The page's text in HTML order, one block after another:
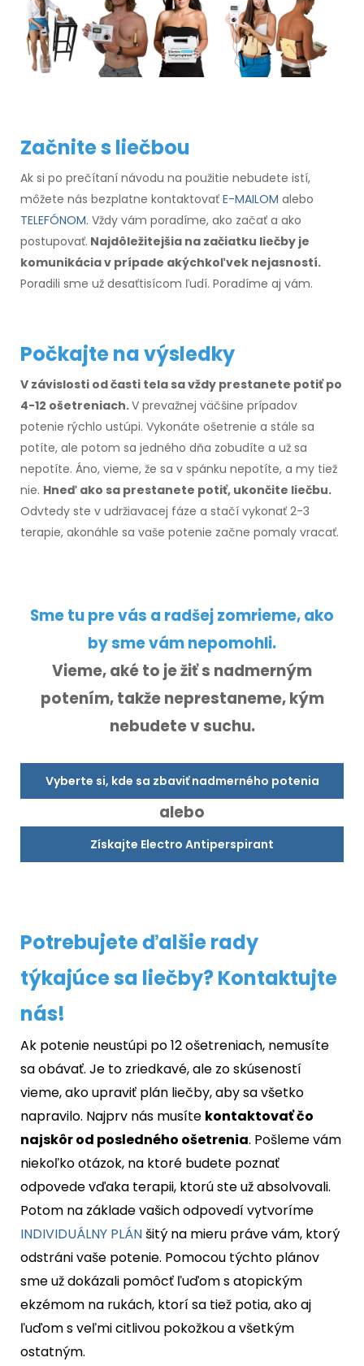
Začnite s liečbou
Ak si po prečítaní návodu na použitie nebudete istí,
môžete nás bezplatne kontaktovať E-MAILOM alebo
TELEFÓNOM. Vždy vám poradíme, ako začať a ako
postupovať. Najdôležitejšia na začiatku liečby je
komunikácia v prípade akýchkoľvek nejasností.
Poradili sme už desaťtisícom ľudí. Poradíme aj vám.
Počkajte na výsledky
V závislosti od časti tela sa vždy prestanete potiť po
4-12 ošetreniach.V prevažnej väčšine prípadov
potenie rýchlo ustúpi. Vykonáte ošetrenie a stále sa
potíte, ale potom sa jedného dňa zobudíte a už sa
nepotíte. Áno, vieme, že sa v spánku nepotíte, a my tiež
nie. Hneď ako sa prestanete potiť, ukončite liečbu.
Odvtedy ste v udržiavacej fáze a stačí vykonať 2-3
terapie, akonáhle sa vaše potenie začne pomaly vracať.
Sme tu pre vás a radšej zomrieme, ako
by sme vám nepomohli.
Vieme, aké to je žiť s nadmerným
potením, takže neprestaneme, kým
nebudete v suchu.
Vyberte si, kde sa zbaviť nadmerného potenia
alebo
Získajte Electro Antiperspirant
Potrebujete ďalšie rady
týkajúce sa liečby? Kontaktujte
nás!
Ak potenie neustúpi po 12 ošetreniach, nemusíte
sa obávať. Je to zriedkavé, ale zo skúseností
vieme, ako upraviť plán liečby, aby sa všetko
napravilo. Najprv nás musíte kontaktovať čo
najskôr od posledného ošetrenia. Pošleme vám
niekoľko otázok, na ktoré budete poznať
odpovede vďaka terapii, ktorú ste už absolvovali.
Potom na základe vašich odpovedí vytvoríme
INDIVIDUÁLNY PLÁNšitý na mieru práve vám, ktorý
odstráni vaše potenie. Pomocou týchto plánov
sme už dokázali pomôcť ľuďom s atopickým
ekzémom na rukách, ktorí sa tiež potia, ako aj
ľuďom s veľmi citlivou pokožkou a všetkým
ostatným.